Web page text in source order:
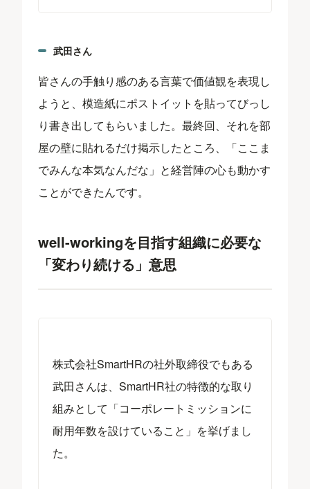
武田さん
皆さんの手触り感のある言葉で価値観を表現し
ようと、模造紙にポストイットを貼ってびっし
り書き出してもらいました。最終回、それを部
屋の壁に貼れるだけ掲示したところ、「ここま
でみんな本気なんだな」と経営陣の心も動かす
ことができたんです。
well-workingを目指す組織に必要な
「変わり続ける」意思
株式会社SmartHRの社外取締役でもある
武田さんは、SmartHR社の特徴的な取り
組みとして「コーポレートミッションに
耐用年数を設けていること」を挙げまし
た。